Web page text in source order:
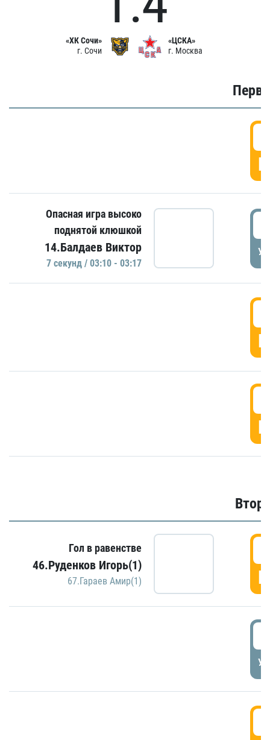
«ХК Сочи»
г. Сочи
«ЦСКА»
г. Москва
Опасная игра высоко
поднятой клюшкой
14.Балдаев Виктор
7 секунд / 03:10 - 03:17
Гол в равенстве
46.Руденков Игорь(1)
67.Гараев Амир(1)